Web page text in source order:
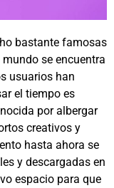
bastante famosas
se encuentra
usuarios han
el tiempo es
por albergar
creativos y
hasta ahora se
y descargadas en
espacio para que